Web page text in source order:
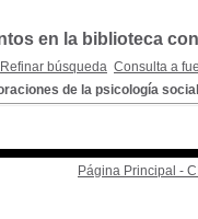
en la biblioteca
Refinar búsqueda Consulta a
de la psicología social
Página Principal -